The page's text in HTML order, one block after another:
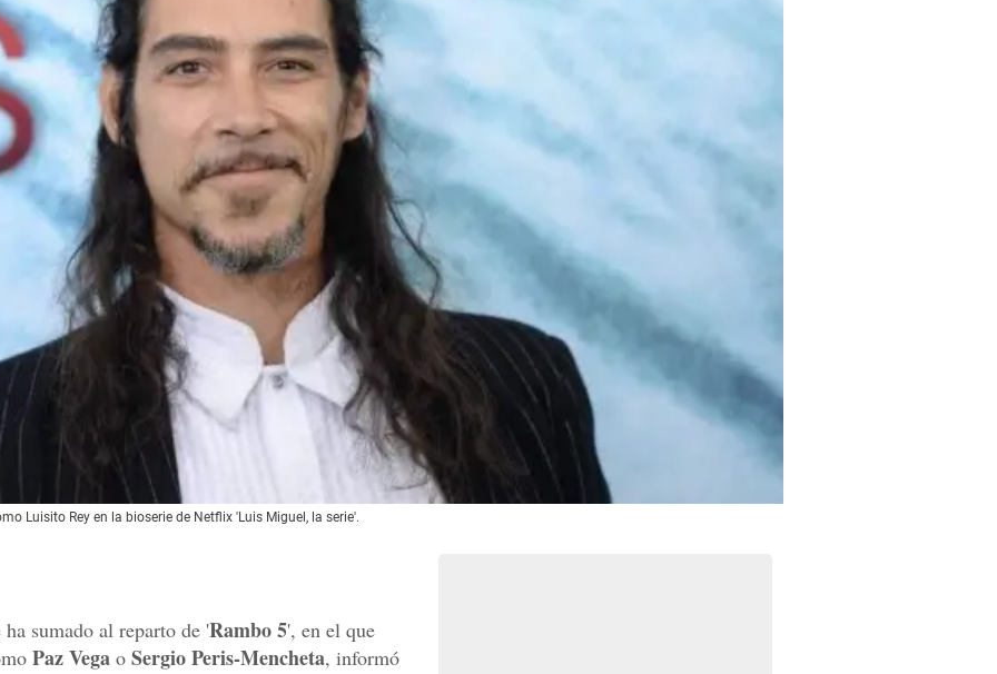
Luisito Rey en la bioserie de Netflix 'Luis Miguel, la serie'.
ha sumado al reparto de 'Rambo 5', en el que
Paz Vega o Sergio Peris-Mencheta, informó